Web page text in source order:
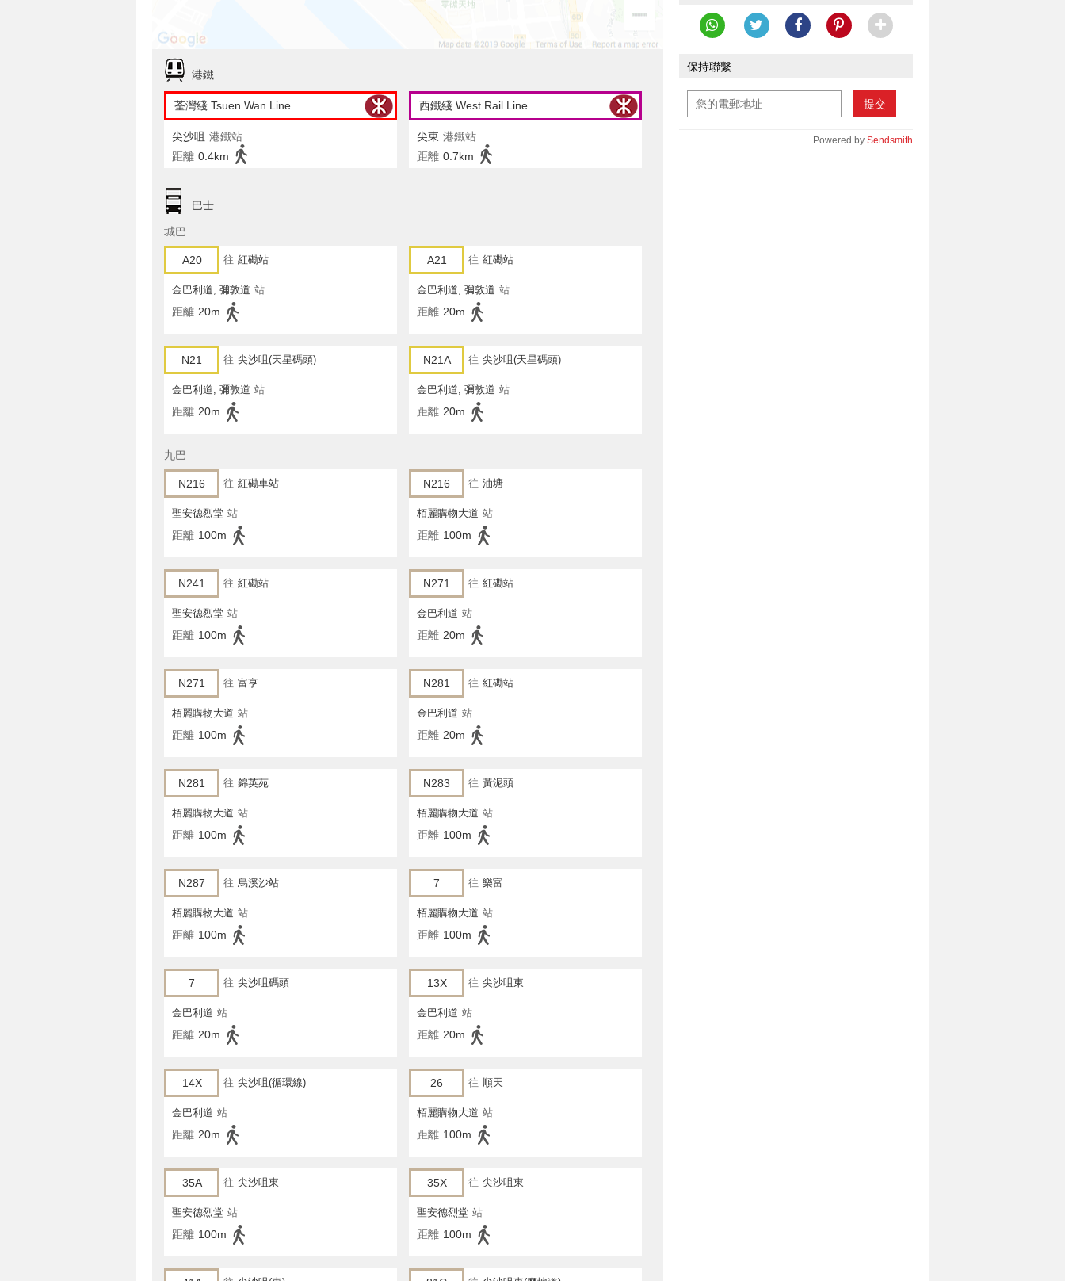
保持聯繫
提交
Powered by Sendsmith
港鐵
荃灣綫 Tsuen Wan Line
尖沙咀 港鐵站
距離 0.4km
西鐵綫 West Rail Line
尖東 港鐵站
距離 0.7km
巴士
城巴
A20 往 紅磡站
金巴利道, 彌敦道 站
距離 20m
A21 往 紅磡站
金巴利道, 彌敦道 站
距離 20m
N21 往 尖沙咀(天星碼頭)
金巴利道, 彌敦道 站
距離 20m
N21A 往 尖沙咀(天星碼頭)
金巴利道, 彌敦道 站
距離 20m
九巴
N216 往 紅磡車站
聖安德烈堂 站
距離 100m
N216 往 油塘
栢麗購物大道 站
距離 100m
N241 往 紅磡站
聖安德烈堂 站
距離 100m
N271 往 紅磡站
金巴利道 站
距離 20m
N271 往 富亨
栢麗購物大道 站
距離 100m
N281 往 紅磡站
金巴利道 站
距離 20m
N281 往 錦英苑
栢麗購物大道 站
距離 100m
N283 往 黃泥頭
栢麗購物大道 站
距離 100m
N287 往 烏溪沙站
栢麗購物大道 站
距離 100m
7 往 樂富
栢麗購物大道 站
距離 100m
7 往 尖沙咀碼頭
金巴利道 站
距離 20m
13X 往 尖沙咀東
金巴利道 站
距離 20m
14X 往 尖沙咀(循環線)
金巴利道 站
距離 20m
26 往 順天
栢麗購物大道 站
距離 100m
35A 往 尖沙咀東
聖安德烈堂 站
距離 100m
35X 往 尖沙咀東
聖安德烈堂 站
距離 100m